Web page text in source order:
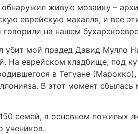
живую мозаику –
еврейскую махалля, и все
на нашем
убит мой прадед Давид Мулло
На еврейском кладбище, под
в Тетуане
В этот момент
семей, в основном пожилых
учеников.